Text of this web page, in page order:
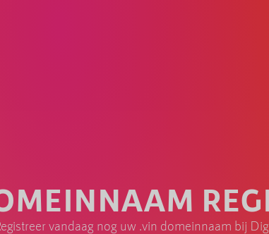
vandaag nog uw .vin domeinnaam bij